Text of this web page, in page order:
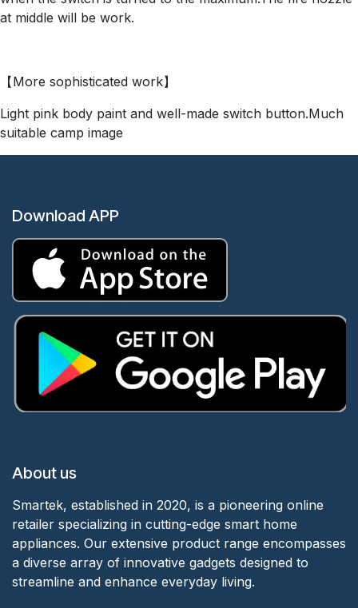
at middle will be work.
【More sophisticated work】
Light pink body paint and well-made switch button.Much
suitable camp image
Download APP
About us
Smartek, established in 2020, is a pioneering online
retailer specializing in cutting-edge smart home
appliances. Our extensive product range encompasses
a diverse array of innovative gadgets designed to
streamline and enhance everyday living.